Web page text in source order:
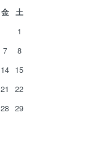
金
土
1
7
8
14 15
21
22
28 29